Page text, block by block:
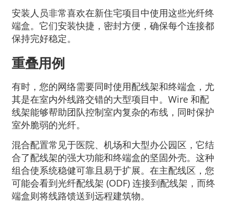
安装人员非常喜欢在新住宅项目中使用这些光纤终
端盒。它们安装快捷，密封方便，确保每个连接都
保持完好稳定。
重叠用例
有时，您的网络需要同时使用配线架和终端盒，尤
其是在室内外线路交错的大型项目中。Wire 和配
线架能够帮助团队控制室内复杂的布线，同时保护
室外脆弱的光纤。
混合配置常见于医院、机场和大型办公园区，它结
合了配线架的强大功能和终端盒的坚固外壳。这种
组合使系统稳健可靠且易于扩展。在主配线区，您
可能会看到光纤配线架 (ODF) 连接到配线架，而终
端盒则将线路馈送到远程建筑物。